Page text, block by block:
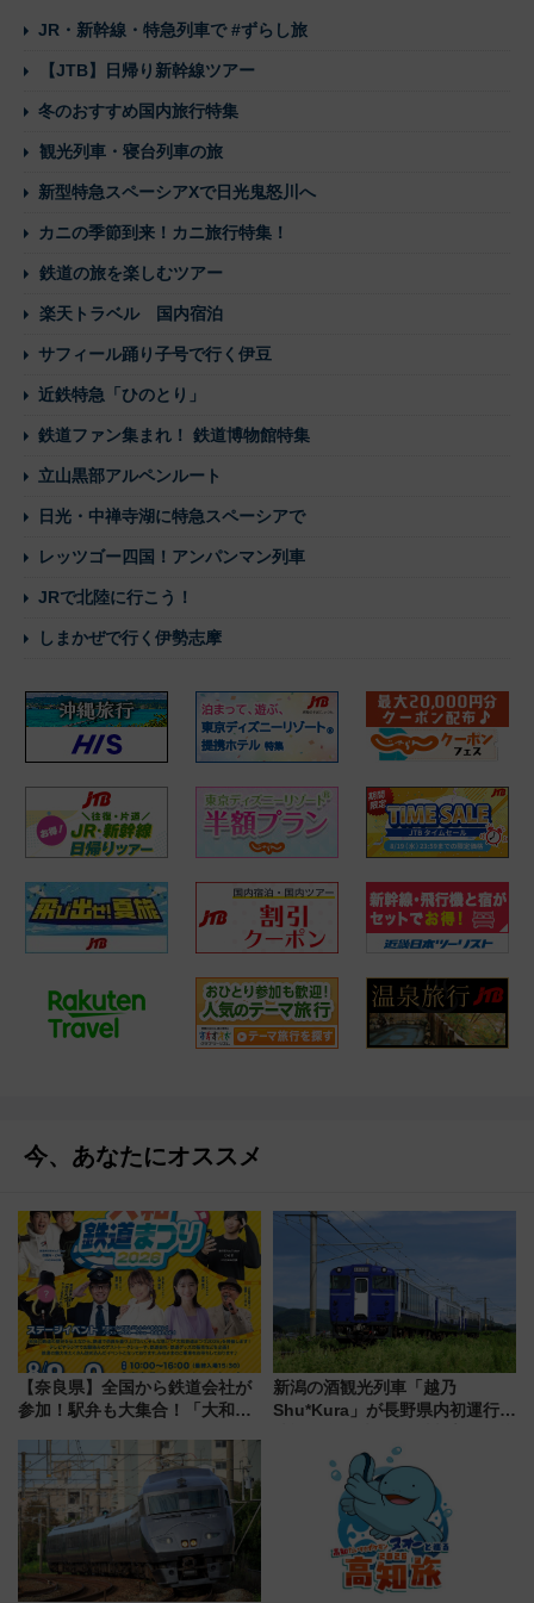
JR・新幹線・特急列車で #ずらし旅
【JTB】日帰り新幹線ツアー
冬のおすすめ国内旅行特集
観光列車・寝台列車の旅
新型特急スペーシアXで日光鬼怒川へ
カニの季節到来！カニ旅行特集！
鉄道の旅を楽しむツアー
楽天トラベル 国内宿泊
サフィール踊り子号で行く伊豆
近鉄特急「ひのとり」
鉄道ファン集まれ！ 鉄道博物館特集
立山黒部アルペンルート
日光・中禅寺湖に特急スペーシアで
レッツゴー四国！アンパンマン列車
JRで北陸に行こう！
しまかぜで行く伊勢志摩
今、あなたにオススメ
【奈良県】全国から鉄道会社が
参加！駅弁も大集合！「大和鉄
に開催決定
新潟の酒観光列車「越乃
Shu*Kura」が長野県内初運行！